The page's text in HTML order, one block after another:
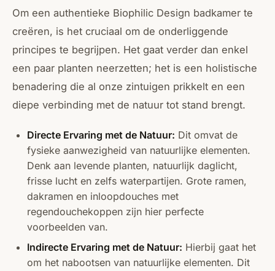
Om een authentieke Biophilic Design badkamer te
creëren, is het cruciaal om de onderliggende
principes te begrijpen. Het gaat verder dan enkel
een paar planten neerzetten; het is een holistische
benadering die al onze zintuigen prikkelt en een
diepe verbinding met de natuur tot stand brengt.
Directe Ervaring met de Natuur: Dit omvat de
fysieke aanwezigheid van natuurlijke elementen.
Denk aan levende planten, natuurlijk daglicht,
frisse lucht en zelfs waterpartijen. Grote ramen,
dakramen en inloopdouches met
regendouchekoppen zijn hier perfecte
voorbeelden van.
Indirecte Ervaring met de Natuur: Hierbij gaat het
om het nabootsen van natuurlijke elementen. Dit